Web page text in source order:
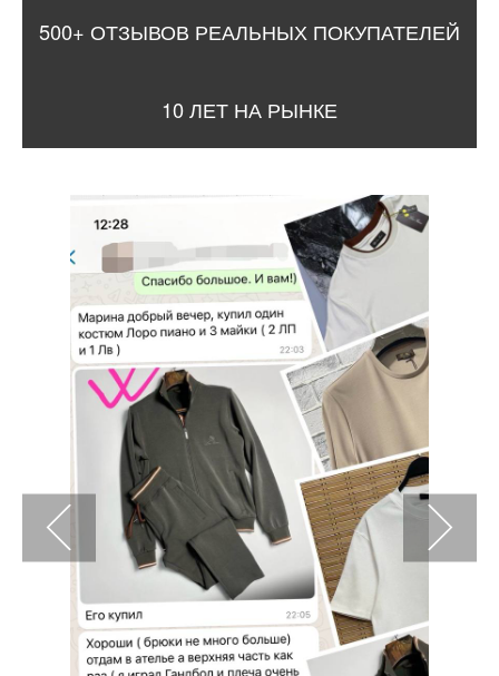
500+ ОТЗЫВОВ РЕАЛЬНЫХ ПОКУПАТЕЛЕЙ
10 ЛЕТ НА РЫНКЕ